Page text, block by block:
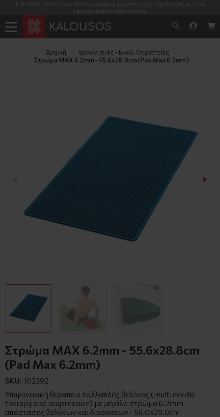
Η διαθεσιμότητα των προϊόντων όπως φαίνεται στις καρτέλες τους είναι
πραγματική και 99% έγκυρη
Αρχική
Βελονισμός - Εναλ. Θεραπείες
Στρώμα MAX 6.2mm - 55.6x28.8cm (Pad Max 6.2mm)
Στρώμα MAX 6.2mm - 55.6x28.8cm
(Pad Max 6.2mm)
SKU: 102392
Επιφανειακή θεραπεία πολλαπλής βελόνας (multi needle
therapy and acupressure) με μεγάλο στρώμα 6.2mm
απόστασης βελόνων και διασάσεων - 56.0x29.0cm